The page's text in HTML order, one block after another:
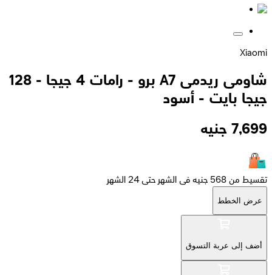
Xiaomi
شاومى ريدمى A7 برو - رامات 4 جيجا - 128
جيجا بايت - أسود
7,699 جنيه
تقسيط من 568 جنيه فى الشهر حتى 24 الشهر
عرض الخطط
أضف إلى عربة التسوق